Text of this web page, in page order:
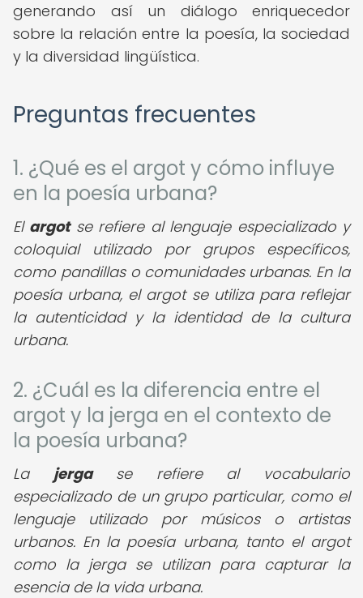
generando así un diálogo enriquecedor
sobre la relación entre la poesía, la sociedad
y la diversidad lingüística.
Preguntas frecuentes
1. ¿Qué es el argot y cómo influye
en la poesía urbana?
El argotse refiere al lenguaje especializado y
coloquial utilizado por grupos específicos,
como pandillas o comunidades urbanas. En la
poesía urbana, el argot se utiliza para reflejar
la autenticidad y la identidad de la cultura
urbana.
2. ¿Cuál es la diferencia entre el
argot y la jerga en el contexto de
la poesía urbana?
La jergase refiere al vocabulario
especializado de un grupo particular, como el
lenguaje utilizado por músicos o artistas
urbanos. En la poesía urbana, tanto el argot
como la jerga se utilizan para capturar la
esencia de la vida urbana.